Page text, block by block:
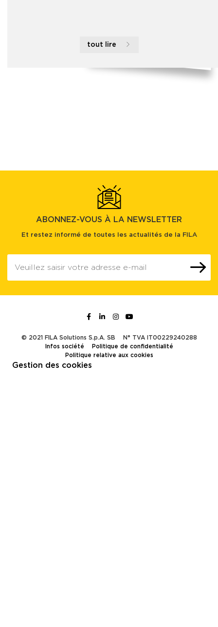
tout lire
ABONNEZ-VOUS À LA NEWSLETTER
Et restez informé de toutes les actualités de la FILA
© 2021 FILA Solutions S.p.A. SB
N° TVA IT00229240288
Infos société
Politique de confidentialité
Politique relative aux cookies
Gestion des cookies